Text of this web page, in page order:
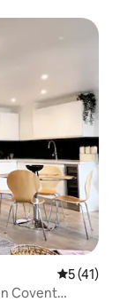
5 (41)
Covent